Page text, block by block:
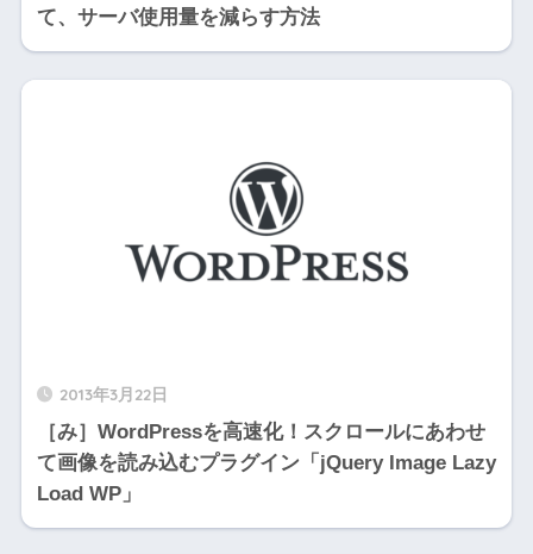
て、サーバ使用量を減らす方法
2013年3月22日
［み］WordPressを高速化！スクロールにあわせ
て画像を読み込むプラグイン「jQuery Image Lazy
Load WP」